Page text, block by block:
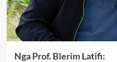
Nga Prof. Blerim Latifi: